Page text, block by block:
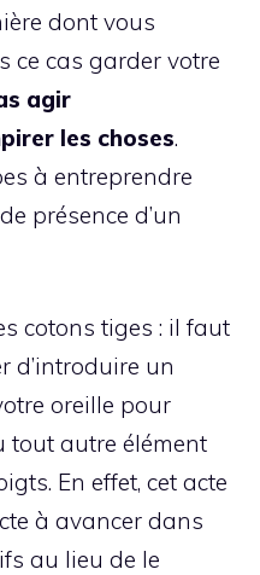
dont vous
ce cas garder votre
agir
les choses.
à entreprendre
présence d’un
cotons tiges : il faut
d’introduire un
oreille pour
tout autre élément
En effet, cet acte
à avancer dans
au lieu de le